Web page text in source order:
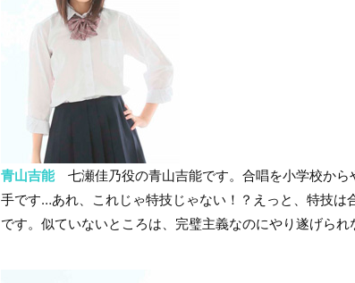
青山吉能七瀬佳乃役の青山吉能です。合唱を小学校から
手です…あれ、これじゃ特技じゃない！？えっと、特技
です。似ていないところは、完璧主義なのにやり遂げられ